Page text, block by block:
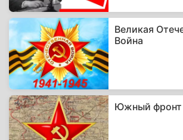
Великая
Война
Южный фронт